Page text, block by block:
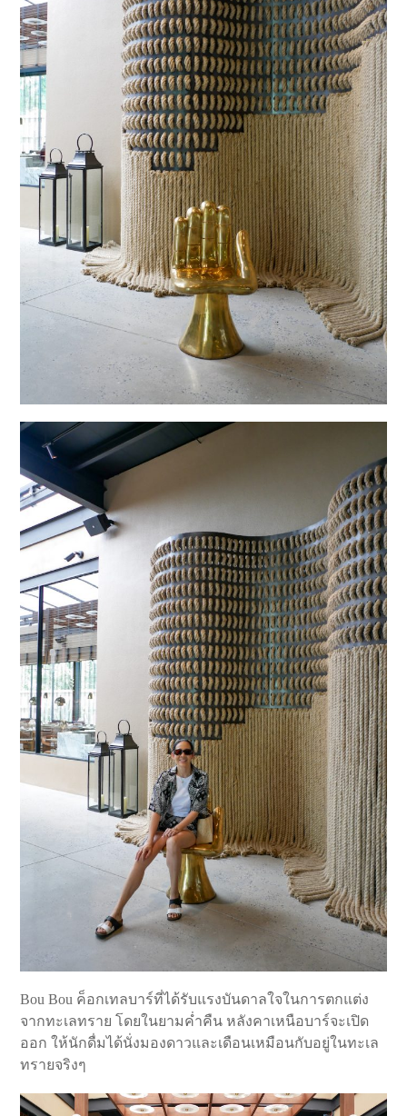
Bou Bou ค็อกเทลบาร์ที่ได้รับแรงบันดาลใจในการตกแต่ง
จากทะเลทราย โดยในยามค่ำคืน หลังคาเหนือบาร์จะเปิด
ออก ให้นักดื่มได้นั่งมองดาวและเดือนเหมือนกับอยู่ในทะเล
ทรายจริงๆ